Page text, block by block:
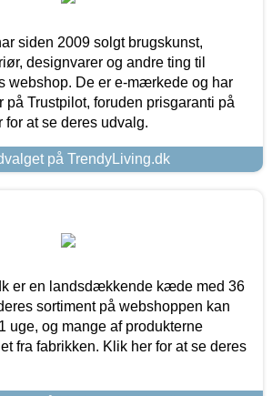
siden 2009 solgt brugskunst,
designvarer og andre ting til
webshop. De er e-mærkede og har
på Trustpilot, foruden prisgaranti på
for at se deres udvalg.
på TrendyLiving.dk
er en landsdækkende kæde med 36
sortiment på webshoppen kan
uge, og mange af produkterne
fra fabrikken. Klik her for at se deres